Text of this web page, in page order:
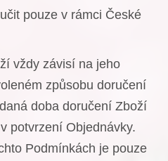
pouze v rámci České
vždy závisí na jeho
způsobu doručení
doba doručení Zboží
potvrzení Objednávky.
Podmínkách je pouze